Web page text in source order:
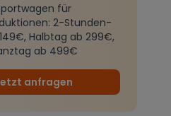
für
: 2-Stunden-
Halbtag ab 299€,
ab 499€
anfragen